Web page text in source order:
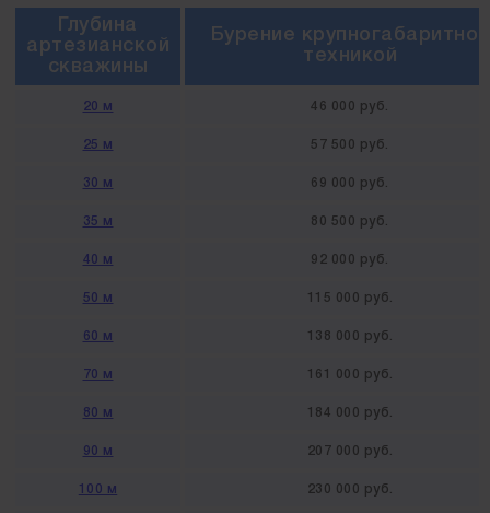
Глубина
артезианской
скважины
Бурение крупногабаритной
техникой
20 м 46 000 руб.
25 м 57 500 руб.
30 м 69 000 руб.
35 м 80 500 руб.
40 м 92 000 руб.
50 м 115 000 руб.
60 м 138 000 руб.
70 м 161 000 руб.
80 м 184 000 руб.
90 м 207 000 руб.
100 м 230 000 руб.